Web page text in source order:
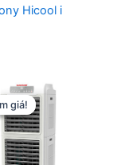
Hicool i
giá!
giá!